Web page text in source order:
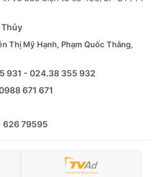
Thị Mỹ Hạnh, Phạm Quốc Thắng,
931 - 024.38 355 932
671 671
626 79595